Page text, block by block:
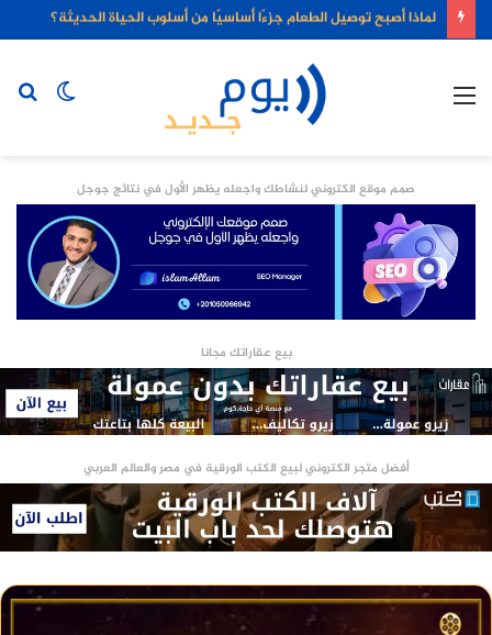
لماذا أصبح توصيل الطعام جزءًا أساسيًا من أسلوب الحياة الحديثة؟
الوضع
صمم موقع الكتروني لنشاطك واجعله يظهر الأول في نتائج جوجل
بيع عقاراتك مجانا
أفضل متجر الكتروني لبيع الكتب الورقية في مصر والعالم العربي